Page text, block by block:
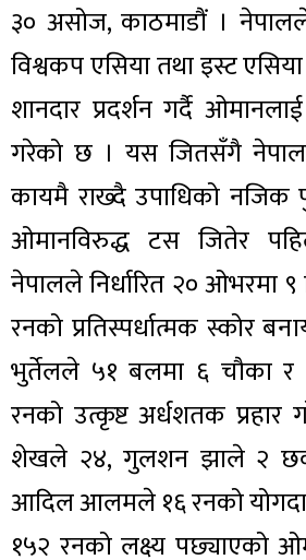
३० असोज, काठमाडौं ।
विश्वकप एसिया तथा इस्ट
शानदार प्रदर्शन गर्दै
गरेको छ । यस जितसँगै
कायमै राख्दै उपाधिको
ओमानविरुद्ध टस जितेर
नेपालले निर्धारित २० ओभरमा
रनको प्रतिस्पर्धात्मक स्कोर
भुर्तेलले ५१ बलमा ६ चौका र
रनको उत्कृष्ट अर्धशतक
शेखले २४, गुलशन झाले २
आदिल आलमले १६ रनको
१५२ रनको लक्ष्य पछ्याएको